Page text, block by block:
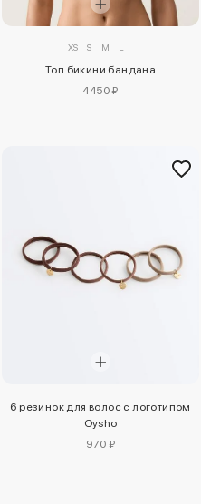
XS S M L
Топ бикини бандана
4450 ₽
6 резинок для волос с логотипом
Oysho
970 ₽